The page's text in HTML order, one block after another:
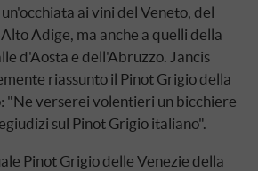
ai vini del Veneto, del
Adige, ma anche a quelli della
d'Aosta e dell'Abruzzo. Jancis
riassunto il Pinot Grigio della
"Ne verserei volentieri un bicchiere
sul Pinot Grigio italiano".
Pinot Grigio delle Venezie della